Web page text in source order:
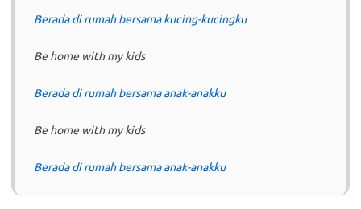
Berada di rumah bersama kucing-kucingku
Be home with my kids
Berada di rumah bersama anak-anakku
Be home with my kids
Berada di rumah bersama anak-anakku